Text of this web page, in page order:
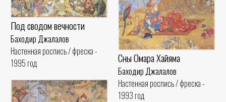
Под сводом вечности
Баходир Джалалов
Настенная роспись / фреска -
1995 год
Сны Омара Хайяма
Баходир Джалалов
Настенная роспись / фреска -
1993 год